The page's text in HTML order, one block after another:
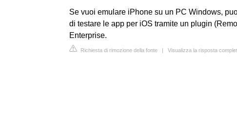
Se vuoi emulare iPhone su un PC Windows,
di testare le app per iOS tramite un plugin
Enterprise.
Richiesta di rimozione della fonte | Visualizza la risposta